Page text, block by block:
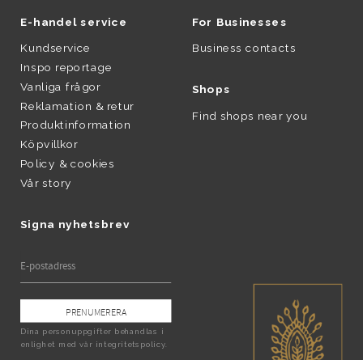
E-handel service
Kundservice
Inspo reportage
Vanliga frågor
Reklamation & retur
Produktinformation
Köpvillkor
Policy & cookies
Vår story
Signa nyhetsbrev
PRENUMERERA
Dina personuppgifter behandlas i
enlighet med vår integritetspolicy.
For Businesses
Business contacts
Shops
Find shops near you